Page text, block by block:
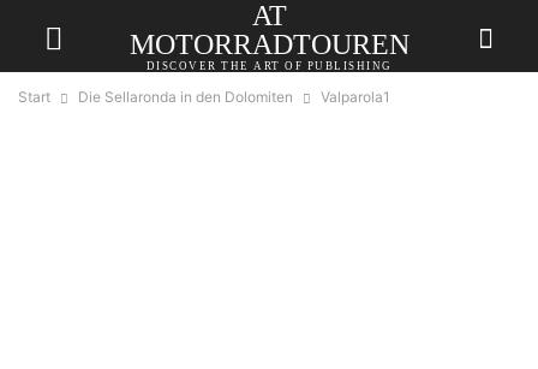
AT
MOTORRADTOUREN
DISCOVER THE ART OF PUBLISHING
Start Die Sellaronda in den Dolomiten Valparola1